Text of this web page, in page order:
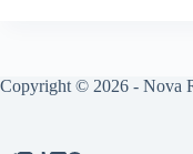
Copyright © 2026 - Nova